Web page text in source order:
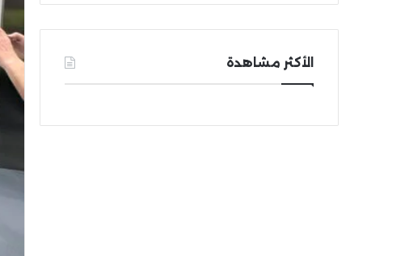
الأكثر مشاهدة